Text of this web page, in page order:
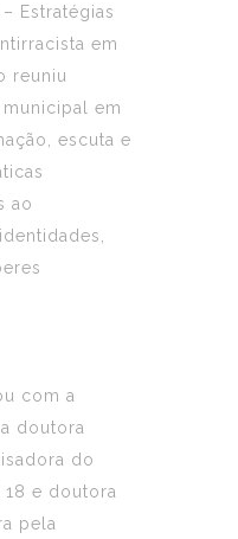
Estratégias
em
reuniu
em
escuta e
ao
com a
doutora
do
18 e doutora
pela